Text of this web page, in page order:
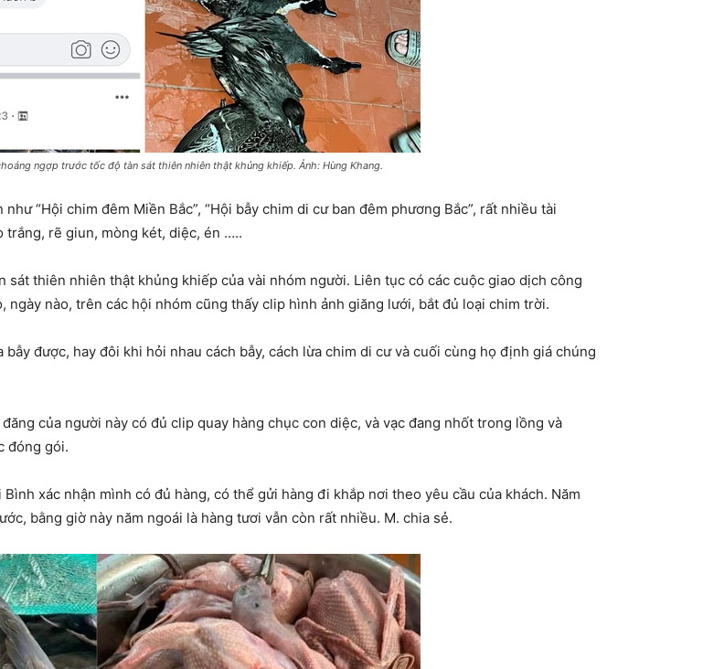
ngợp trước tốc độ tàn sát thiên nhiên thật khủng khiếp. Ảnh: Hùng Khang.
“Hội chim đêm Miền Bắc”, “Hội bẫy chim di cư ban đêm phương Bắc”, rất nhiều tài
trắng, rẽ giun, mòng két, diệc, én …..
thiên nhiên thật khủng khiếp của vài nhóm người. Liên tục có các cuộc giao dịch công
nào, trên các hội nhóm cũng thấy clip hình ảnh giăng lưới, bắt đủ loại chim trời.
được, hay đôi khi hỏi nhau cách bẫy, cách lừa chim di cư và cuối cùng họ định giá chúng
của người này có đủ clip quay hàng chục con diệc, và vạc đang nhốt trong lồng và
đóng gói.
xác nhận mình có đủ hàng, có thể gửi hàng đi khắp nơi theo yêu cầu của khách. Năm
bằng giờ này năm ngoái là hàng tươi vẫn còn rất nhiều. M. chia sẻ.